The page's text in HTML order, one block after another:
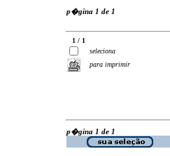
p�gina 1 de 1
1 / 1
seleciona
para imprimir
p�gina 1 de 1